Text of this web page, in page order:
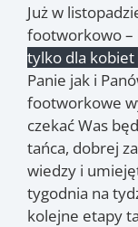
Już w
footworkowo –
tylko dla kobiet
Panie jak i
footworkowe
czekać Was
tańca, dobrej
wiedzy i
tygodnia na
kolejne etapy